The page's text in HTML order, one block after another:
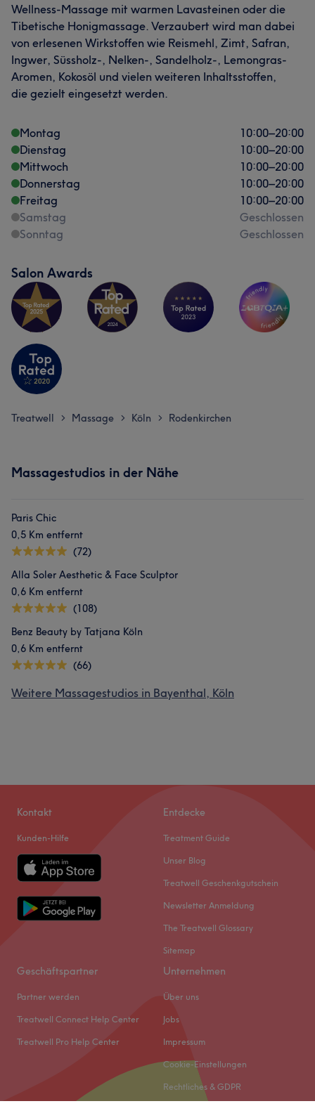
Wellness-Massage mit warmen Lavasteinen oder die
Tibetische Honigmassage. Verzaubert wird man dabei
von erlesenen Wirkstoffen wie Reismehl, Zimt, Safran,
Ingwer, Süssholz-, Nelken-, Sandelholz-, Lemongras-
Aromen, Kokosöl und vielen weiteren Inhaltsstoffen,
die gezielt eingesetzt werden.
Montag 10:00–20:00
Dienstag
10:00–20:00
Mittwoch
10:00–20:00
Donnerstag
10:00–20:00
Freitag
10:00–20:00
Samstag
Geschlossen
Sonntag
Geschlossen
Salon Awards
Treatwell > Massage > Köln > Rodenkirchen
Massagestudios in der Nähe
Paris Chic
0,5 Km entfernt
(72)
Alla Soler Aesthetic & Face Sculptor
0,6 Km entfernt
(108)
Benz Beauty by Tatjana Köln
0,6 Km entfernt
(66)
Weitere Massagestudios in Bayenthal, Köln
Kontakt
Kunden-Hilfe
Entdecke
Treatment Guide
Unser Blog
Treatwell Geschenkgutschein
Newsletter Anmeldung
The Treatwell Glossary
Sitemap
Geschäftspartner
Partner werden
Treatwell Connect Help Center
Treatwell Pro Help Center
Unternehmen
Über uns
Jobs
Impressum
Cookie-Einstellungen
Rechtliches & GDPR